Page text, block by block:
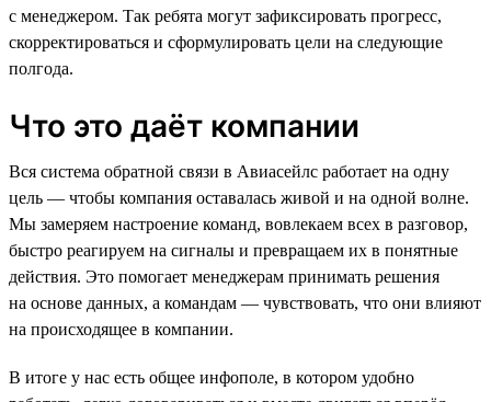
с менеджером. Так ребята могут зафиксировать прогресс,
скорректироваться и сформулировать цели на следующие
полгода.
Что это даёт компании
Вся система обратной связи в Авиасейлс работает на одну
цель — чтобы компания оставалась живой и на одной волне.
Мы замеряем настроение команд, вовлекаем всех в разговор,
быстро реагируем на сигналы и превращаем их в понятные
действия. Это помогает менеджерам принимать решения
на основе данных, а командам — чувствовать, что они влияют
на происходящее в компании.
В итоге у нас есть общее инфополе, в котором удобно